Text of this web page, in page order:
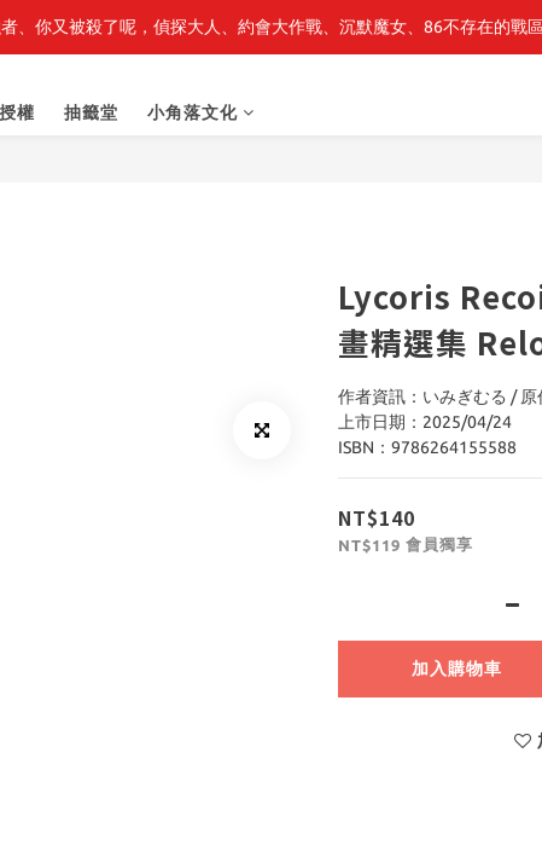
最新開賣🔥「全知讀者視角」 周邊商品
者、你又被殺了呢，偵探大人、約會大作戰、沉默魔女、86不存在的戰
權 抽籤堂 小角落文化
Lycoris
畫精選集
作者資訊：いみぎむる /
上市日期：2025/04/24
ISBN：9786264155588
NT$140
NT$119 會員獨享
加入購物車